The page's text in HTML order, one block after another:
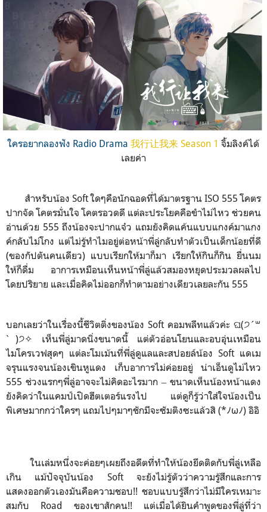
ใครอยากลองฟัง Radio Drama 我行让我来 Season 1 จิ้มลิงค์ได้
เลยค่า
สำหรับน้อง Soft ใดๆคือนักฉอดที่ได้มาตรฐาน ISO 555 โคตร
ปากจัด โคตรมั่นใจ โคตรอวดดี แต่ละประโยคคือขำไม่ไหว ช่วยคน
อ่านด้วย 555 ถึงน้องจะปากแจ๋ว แถมยังคิดแค้นแบบแกงค์มาแกง
ค์กลับไม่โกง แต่ไม่รู้ทำไมอยู่ต่อหน้าพี่ลู่กลับทำตัวเป็นเด็กน้อยที่ดี
(ของกัปตันคนเดียว) แบบเรียกให้มาก็มา เรียกให้กินก็กิน ยื่นนม
ให้ก็ดื่ม อาการเหมือนเห็นหน้าพี่ลู่แล้วสมองหยุดประมวลผลไป
โดยปริยาย และเมื่อคิดไม่ออกก็ทำตามอย่างเดียวเลยละกัน 555
บอกเลยว่าในเรื่องนี้ชีวิตติ่งของน้อง Soft คอมพลีทแล้วค่ะ ଘ(੭ˊ꒳
ˋ)੭✧ เห็นพี่ลู่มาดนิ่งขนาดนี้ แต่ตัวอ่อนโยนและอบอุ่นเหมือน
ไมโครเวฟสุดๆ แต่ละโมเม้นที่พี่ลู่ดูแลและสปอยล์น้อง Soft แดเม
จรุนแรงจนน้องเขินหูแดง เก็บอาการไม่ค่อยอยู่ น่าเอ็นดูไม่ไหว
555 ช่วงแรกๆพี่ลู่อาจจะไม่คิดอะไรมาก ‒ ขนาดเห็นน้องหน้าแดง
ยังคิดว่าในแคมป์เปิดฮีตเตอร์แรงไป แต่ดูก็รู้ว่าใส่ใจน้องเป็น
พิเศษมากกว่าใครๆ แถมไปๆมาๆชักมีจะซัมติงซะแล้วสิ (*ﾉωﾉ) อิอิ
ในเล่มหนึ่งจะค่อยๆเผยถึงอดีตที่ทำให้น้องยึดติดกับพี่ลู่เหลือ
เกิน แม้ปัจจุบันน้อง Soft จะยังไม่รู้ตัวว่าความรู้สึกและการ
แสดงออกตัวเองมันคือความชอบ!! ชอบแบบรู้สึกว่าไม่มีใครเหมาะ
สมกับ Road ของเขาสักคน!! แต่เมื่อได้ยินคำพูดของพี่ลู่ที่ว่า